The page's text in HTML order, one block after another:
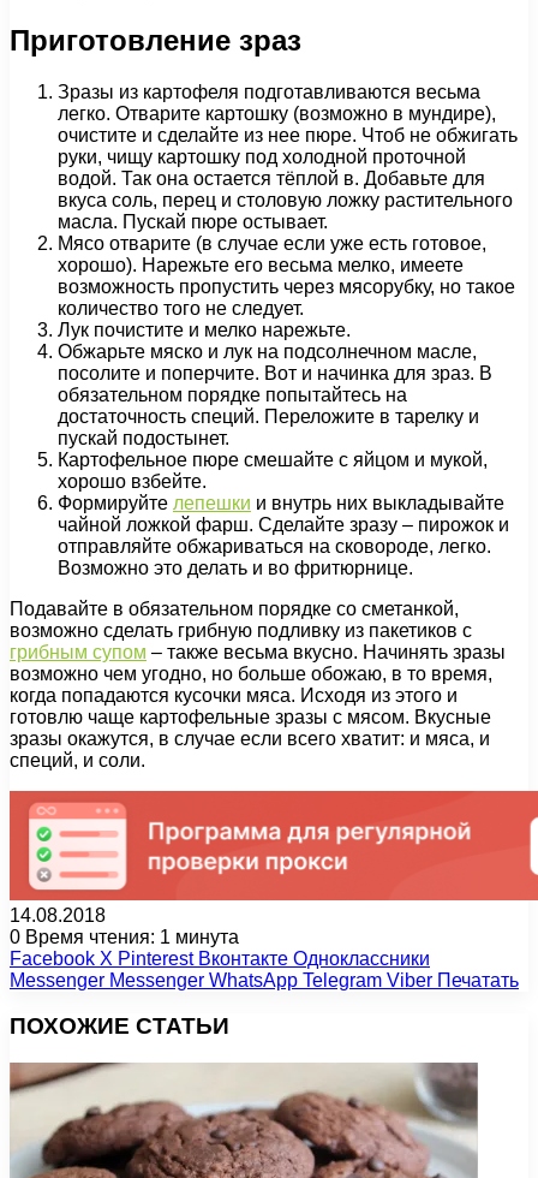
Приготовление зраз
Зразы из картофеля подготавливаются весьма
легко. Отварите картошку (возможно в мундире),
очистите и сделайте из нее пюре. Чтоб не обжигать
руки, чищу картошку под холодной проточной
водой. Так она остается тёплой в. Добавьте для
вкуса соль, перец и столовую ложку растительного
масла. Пускай пюре остывает.
Мясо отварите (в случае если уже есть готовое,
хорошо). Нарежьте его весьма мелко, имеете
возможность пропустить через мясорубку, но такое
количество того не следует.
Лук почистите и мелко нарежьте.
Обжарьте мяско и лук на подсолнечном масле,
посолите и поперчите. Вот и начинка для зраз. В
обязательном порядке попытайтесь на
достаточность специй. Переложите в тарелку и
пускай подостынет.
Картофельное пюре смешайте с яйцом и мукой,
хорошо взбейте.
Формируйте лепешки и внутрь них выкладывайте
чайной ложкой фарш. Сделайте зразу – пирожок и
отправляйте обжариваться на сковороде, легко.
Возможно это делать и во фритюрнице.
Подавайте в обязательном порядке со сметанкой,
возможно сделать грибную подливку из пакетиков с
грибным супом – также весьма вкусно. Начинять зразы
возможно чем угодно, но больше обожаю, в то время,
когда попадаются кусочки мяса. Исходя из этого и
готовлю чаще картофельные зразы с мясом. Вкусные
зразы окажутся, в случае если всего хватит: и мяса, и
специй, и соли.
14.08.2018
0 Время чтения: 1 минута
Facebook X Pinterest Вконтакте Одноклассники
Messenger Messenger WhatsApp Telegram Viber Печатать
ПОХОЖИЕ СТАТЬИ